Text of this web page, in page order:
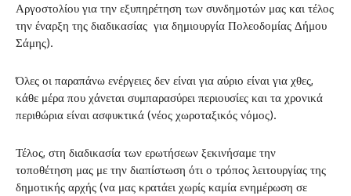
Αργοστολίου για την εξυπηρέτηση των συνδημοτών μας και τέλος
την έναρξη της διαδικασίας για δημιουργία Πολεοδομίας Δήμου
Σάμης).
Όλες οι παραπάνω ενέργειες δεν είναι για αύριο είναι για χθες,
κάθε μέρα που χάνεται συμπαρασύρει περιουσίες και τα χρονικά
περιθώρια είναι ασφυκτικά (νέος χωροταξικός νόμος).
Τέλος, στη διαδικασία των ερωτήσεων ξεκινήσαμε την
τοποθέτηση μας με την διαπίστωση ότι ο τρόπος λειτουργίας της
δημοτικής αρχής (να μας κρατάει χωρίς καμία ενημέρωση σε